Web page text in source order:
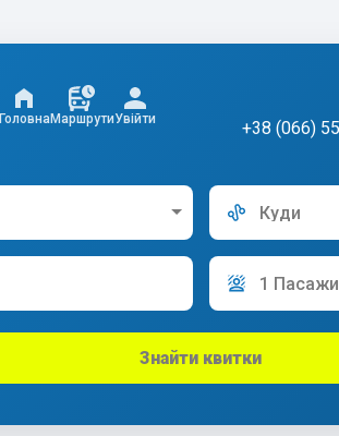
ГоловнаМаршрутиУвійти
+38 (066)
Куди
1
Знайти квитки